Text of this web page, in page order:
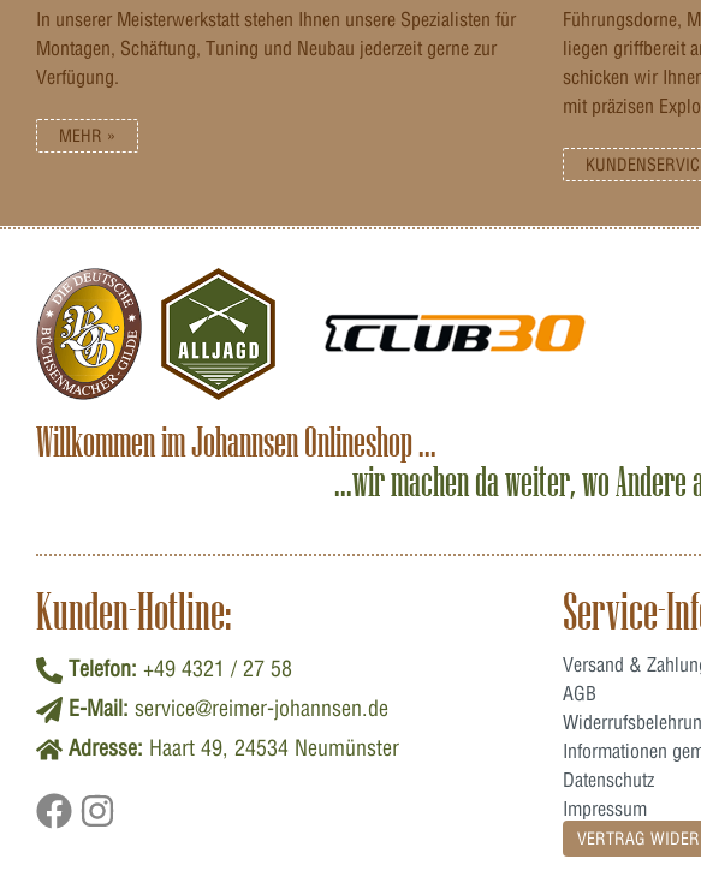
In unserer Meisterwerkstatt stehen Ihnen unsere Spezialisten für
Montagen, Schäftung, Tuning und Neubau jederzeit gerne zur
Verfügung.
MEHR »
Führungsdorne,
liegen griffbereit
schicken wir
mit präzisen
Willkommen im Johannsen Onlineshop ...
...wir machen da weiter, wo Andere
Kunden-Hotline:
Telefon: +49 4321 / 27 58
E-Mail: service@reimer-johannsen.de
Adresse: Haart 49, 24534 Neumünster
Service-
Versand &
AGB
Informationen
Datenschutz
Impressum
VERTRAG